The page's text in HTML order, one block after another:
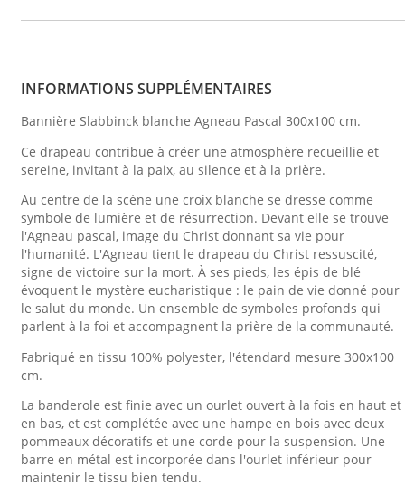
INFORMATIONS SUPPLÉMENTAIRES
Bannière Slabbinck blanche Agneau Pascal 300x100 cm.
Ce drapeau contribue à créer une atmosphère recueillie et
sereine, invitant à la paix, au silence et à la prière.
Au centre de la scène une croix blanche se dresse comme
symbole de lumière et de résurrection. Devant elle se trouve
l'Agneau pascal, image du Christ donnant sa vie pour
l'humanité. L'Agneau tient le drapeau du Christ ressuscité,
signe de victoire sur la mort. À ses pieds, les épis de blé
évoquent le mystère eucharistique : le pain de vie donné pour
le salut du monde. Un ensemble de symboles profonds qui
parlent à la foi et accompagnent la prière de la communauté.
Fabriqué en tissu 100% polyester, l'étendard mesure 300x100
cm.
La banderole est finie avec un ourlet ouvert à la fois en haut et
en bas, et est complétée avec une hampe en bois avec deux
pommeaux décoratifs et une corde pour la suspension. Une
barre en métal est incorporée dans l'ourlet inférieur pour
maintenir le tissu bien tendu.